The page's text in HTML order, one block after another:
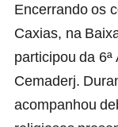
Encerrando os
Caxias, na
participou da
Cemaderj.
acompanhou